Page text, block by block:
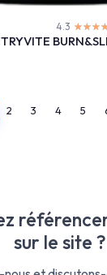
4.3
2 3 4 5
sur le site ?